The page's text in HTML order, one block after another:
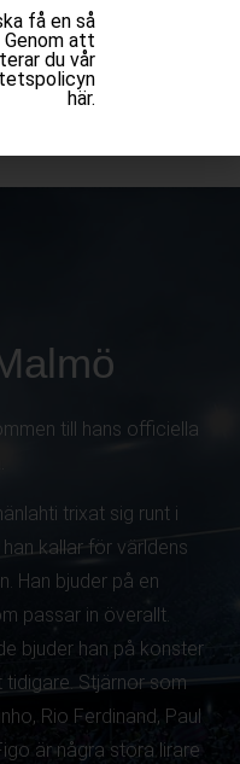
till hans officiella
trixat sig runt i
kallar för världens
Han bjuder på en
passar in överallt.
bjuder han på konster
Stjärnor som
Rio Ferdinand, Paul
är några stora lirare
få en så
att
du vår
här.